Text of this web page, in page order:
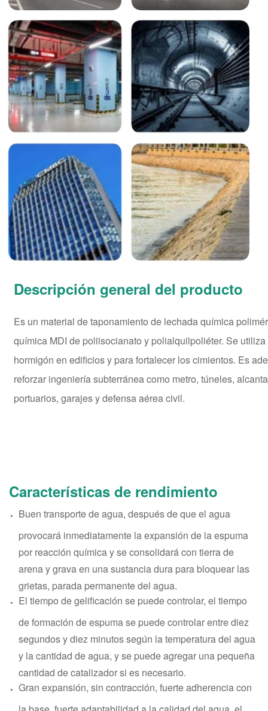
Descripción general del producto
Es un material de taponamiento de lechada química
química MDI de poliisocianato y polialquilpoliéter. Se
hormigón en edificios y para fortalecer los cimientos. Es
reforzar ingeniería subterránea como metro, túneles,
portuarios, garajes y defensa aérea civil.
Características de rendimiento
Buen transporte de agua, después de que el agua
provocará inmediatamente la expansión de la espuma
por reacción química y se consolidará con tierra de
arena y grava en una sustancia dura para bloquear las
grietas, parada permanente del agua.
El tiempo de gelificación se puede controlar, el tiempo
de formación de espuma se puede controlar entre diez
segundos y diez minutos según la temperatura del agua
y la cantidad de agua, y se puede agregar una pequeña
cantidad de catalizador si es necesario.
Gran expansión, sin contracción, fuerte adherencia con
la base, fuerte adaptabilidad a la calidad del agua, el